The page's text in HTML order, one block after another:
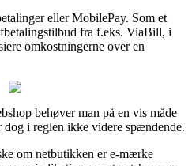
eller MobilePay. Som et
fra f.eks. ViaBill, i
omkostningerne over en
behøver man på en vis måde
i reglen ikke videre spændende.
om netbutikken er e-mærke